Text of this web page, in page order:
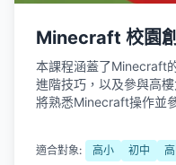
Minecraft 校園
本課程涵蓋了Minecraft
進階技巧，以及參與高
將熟悉Minecraft操作並
入門階段的選取區域、
構結構；亦有進階階段
適合對象: 高小 初中